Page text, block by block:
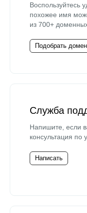
похожее имя
из 700+
Подобрать домен
Служба
Напишите, если
консультация по
Написать